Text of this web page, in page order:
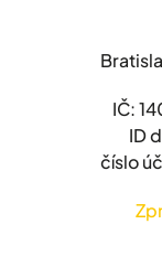
IČ:
ID
číslo